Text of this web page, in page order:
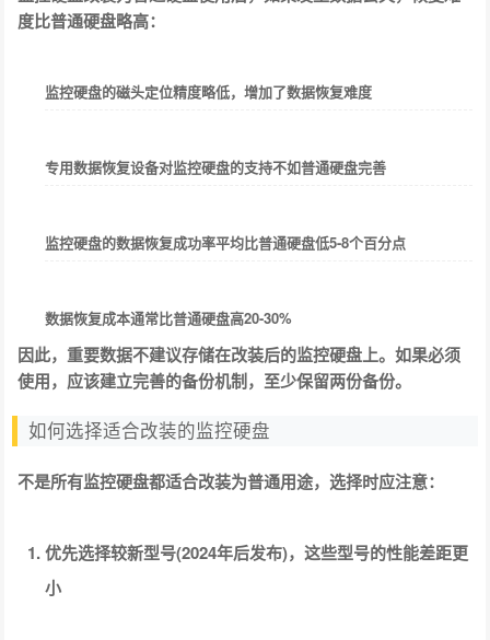
度比普通硬盘略高：
监控硬盘的磁头定位精度略低，增加了数据恢复难度
专用数据恢复设备对监控硬盘的支持不如普通硬盘完善
监控硬盘的数据恢复成功率平均比普通硬盘低5-8个百分点
数据恢复成本通常比普通硬盘高20-30%
因此，重要数据不建议存储在改装后的监控硬盘上。如果必须
使用，应该建立完善的备份机制，至少保留两份备份。
如何选择适合改装的监控硬盘
不是所有监控硬盘都适合改装为普通用途，选择时应注意：
优先选择较新型号(2024年后发布)，这些型号的性能差距更
小